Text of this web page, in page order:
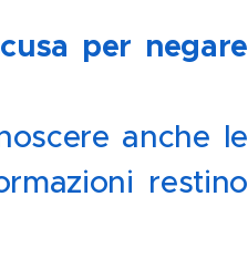
per negare
anche le
restino